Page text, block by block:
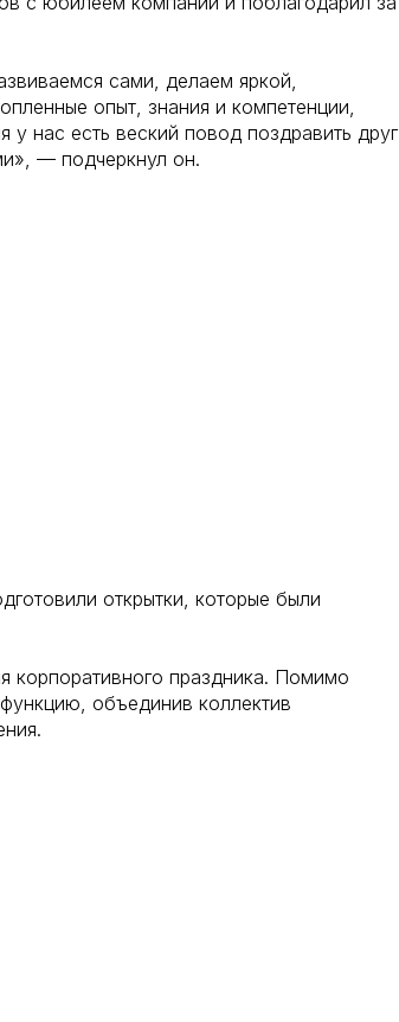
сами, делаем яркой,
опыт, знания и компетенции,
нас есть веский повод поздравить друг
— подчеркнул он.
открытки, которые были
корпоративного праздника. Помимо
объединив коллектив